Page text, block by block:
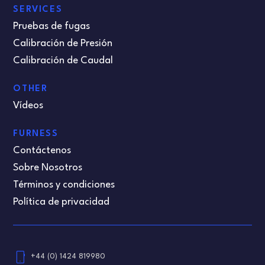
SERVICES
Pruebas de fugas
Calibración de Presión
Calibración de Caudal
OTHER
Vídeos
FURNESS
Contáctenos
Sobre Nosotros
Términos y condiciones
Política de privacidad
phone_android +44 (0) 1424 819980